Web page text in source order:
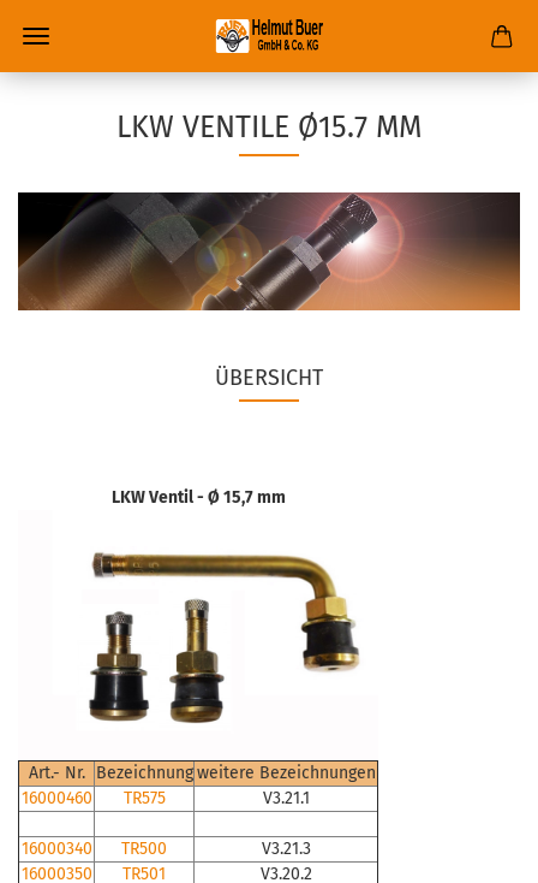
LKW VENTILE Ø15.7 MM
ÜBERSICHT
LKW Ventil - Ø 15,7 mm
Art.- Nr. Bezeichnung weitere Bezeichnungen
16000460
TR575 V3.21.1
16000340 TR500
V3.21.3
16000350
TR501
V3.20.2